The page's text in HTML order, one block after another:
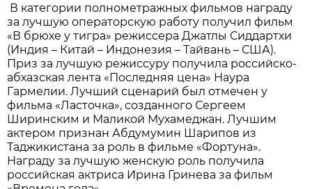
В категории полнометражных фильмов награду
за лучшую операторскую работу получил фильм
«В брюхе у тигра» режиссера Джатлы Сиддартхи
(Индия – Китай – Индонезия – Тайвань – США).
Приз за лучшую режиссуру получила российско-
абхазская лента «Последняя цена» Наура
Гармелии. Лучший сценарий был отмечен у
фильма «Ласточка», созданного Сергеем
Ширинским и Маликой Мухамеджан. Лучшим
актером признан Абдумумин Шарипов из
Таджикистана за роль в фильме «Фортуна».
Награду за лучшую женскую роль получила
российская актриса Ирина Гринева за фильм